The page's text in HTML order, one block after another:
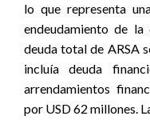
lo que representa
endeudamiento de
deuda total de ARSA
incluía deuda
arrendamientos
por USD 62 millones.